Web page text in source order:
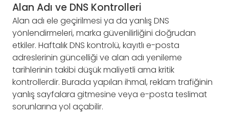
Alan Adı ve DNS Kontrolleri
Alan adı ele geçirilmesi ya da yanlış DNS
yönlendirmeleri, marka güvenilirliğini doğrudan
etkiler. Haftalık DNS kontrolü, kayıtlı e-posta
adreslerinin güncelliği ve alan adı yenileme
tarihlerinin takibi düşük maliyetli ama kritik
kontrollerdir. Burada yapılan ihmal, reklam trafiğinin
yanlış sayfalara gitmesine veya e-posta teslimat
sorunlarına yol açabilir.